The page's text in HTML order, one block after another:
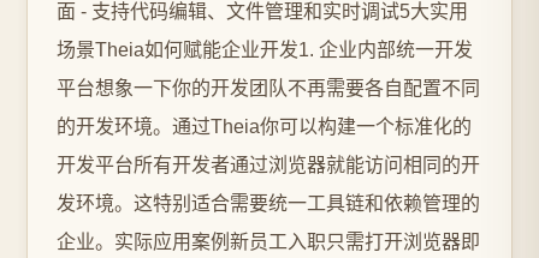
面 - 支持代码编辑、文件管理和实时调试5大实用
场景Theia如何赋能企业开发1. 企业内部统一开发
平台想象一下你的开发团队不再需要各自配置不同
的开发环境。通过Theia你可以构建一个标准化的
开发平台所有开发者通过浏览器就能访问相同的开
发环境。这特别适合需要统一工具链和依赖管理的
企业。实际应用案例新员工入职只需打开浏览器即